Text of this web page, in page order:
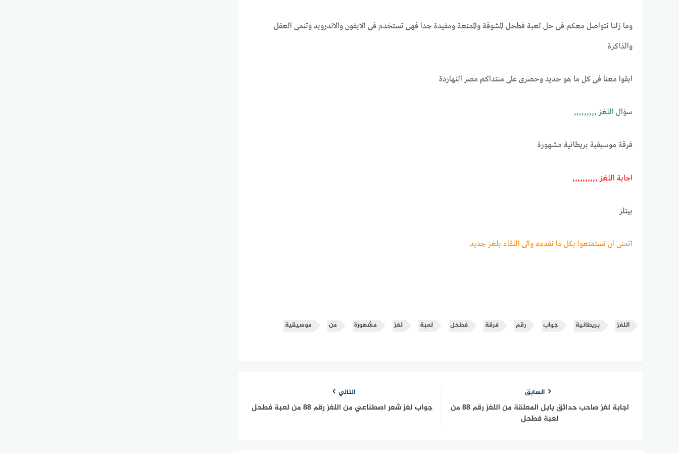
وما زلنا نتواصل معكم فى حل لعبة فطحل المشوقة والممتعة ومفيدة جدا فهى تستخدم فى الايفون والاندرويد وتنمى العقل
والذاكرة
ابقوا معنا فى كل ما هو جديد وحصرى على منتداكم مصر النهاردة
ســـؤال اللغـــــز ,,,,,,,,,
فرقة موسيقية بريطانية مشهورة
اجابـــة اللغــــز ,,,,,,,,,,
بيتلز
اتمنى ان تستمتعوا بكل ما نقدمه والى اللقاء بلغز جديد
اللغز بريطانية جواب رقم فرقة فطحل لعبة لغز مشهورة من موسيقية
السابق
اجابة لغز صاحب حدائق بابل المعلقة من اللغز رقم 88 من
لعبة فطحل
التالي
جواب لغز شعر اصطناعي من اللغز رقم 88 من لعبة فطحل